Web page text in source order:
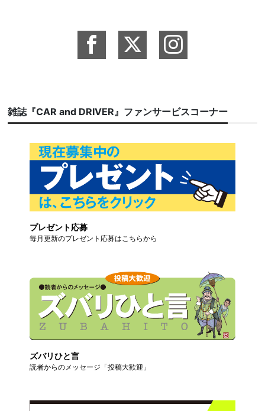
雑誌『CAR and DRIVER』ファンサービスコーナー
プレゼント応募
毎月更新のプレゼント応募はこちらから
ズバリひと言
読者からのメッセージ「投稿大歓迎」